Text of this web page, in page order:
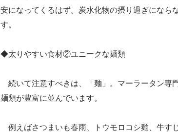
安になってくるはず。炭水化物の摂り過ぎになら
す。
◆太りやすい食材②ユニークな麺類
続いて注意すべきは、「麺」。マーラータン専
麺類が豊富に並んでいます。
例えばさつまいも春雨、トウモロコシ麺、牛す